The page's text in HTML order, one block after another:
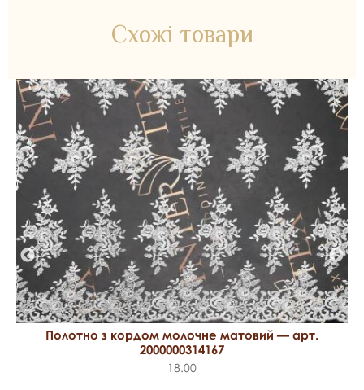
Схожі товари
Полотно з кордом молочне матовий — арт.
2000000314167
18.00